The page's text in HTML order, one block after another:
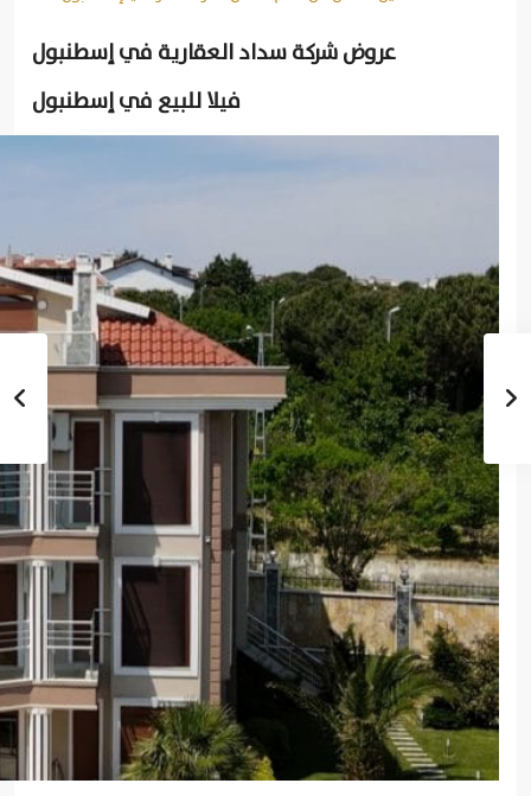
عروض شركة سداد العقارية في إسطنبول
فيلا للبيع في إسطنبول